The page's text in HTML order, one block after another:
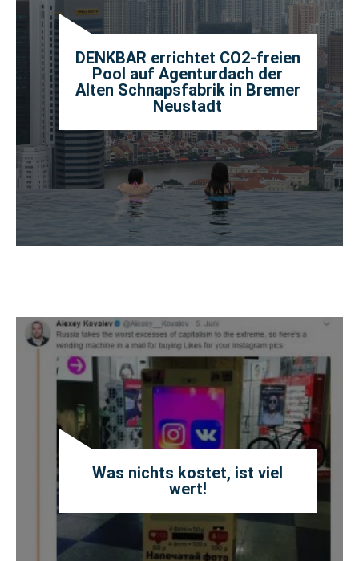
DENKBAR errichtet CO2-freien
Pool auf Agenturdach der
Alten Schnapsfabrik in Bremer
Neustadt
Was nichts kostet, ist viel
wert!